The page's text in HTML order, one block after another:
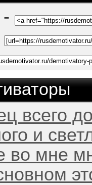
всего
и
мне